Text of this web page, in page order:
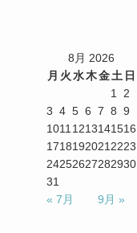
8月 2026
月 火水木金土 日
1
2
3 4 5 6 7 8 9
1011 1213141516
1718192021 2223
24252627282930
31
« 7月
9月 »